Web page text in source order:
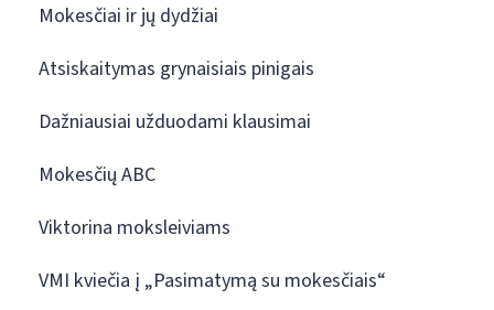
Mokesčiai ir jų dydžiai
Atsiskaitymas grynaisiais pinigais
Dažniausiai užduodami klausimai
Mokesčių ABC
Viktorina moksleiviams
VMI kviečia į „Pasimatymą su mokesčiais“